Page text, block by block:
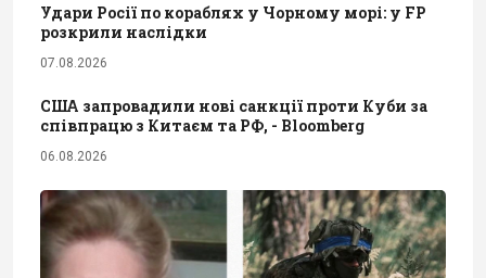
Удари Росії по кораблях у Чорному морі: у FP
розкрили наслідки
07.08.2026
США запровадили нові санкції проти Куби за
співпрацю з Китаєм та РФ, - Bloomberg
06.08.2026